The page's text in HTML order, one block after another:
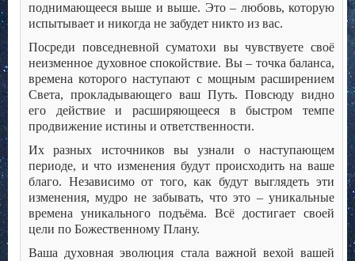
поднимающееся выше и выше. Это – любовь, которую
испытывает и никогда не забудет никто из вас.
Посреди повседневной суматохи вы чувствуете своё
неизменное духовное спокойствие. Вы – точка баланса,
времена которого наступают с мощным расширением
Света, прокладывающего ваш Путь. Повсюду видно
его действие и расширяющееся в быстром темпе
продвижение истины и ответственности.
Их разных источников вы узнали о наступающем
периоде, и что изменения будут происходить на ваше
благо. Независимо от того, как будут выглядеть эти
изменения, мудро не забывать, что это – уникальные
времена уникального подъёма. Всё достигает своей
цели по Божественному Плану.
Ваша духовная эволюция стала важной вехой вашей